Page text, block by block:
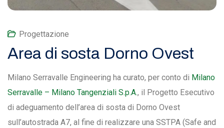
Progettazione
Area di sosta Dorno Ovest
Milano Serravalle Engineering ha curato, per conto di Milano
Serravalle – Milano Tangenziali S.p.A., il Progetto Esecutivo
di adeguamento dell’area di sosta di Dorno Ovest
sull’autostrada A7, al fine di realizzare una SSTPA (Safe and